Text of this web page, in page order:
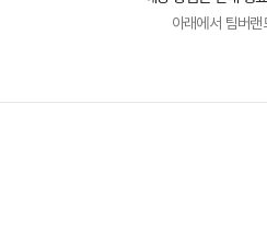
아래에서 팀버